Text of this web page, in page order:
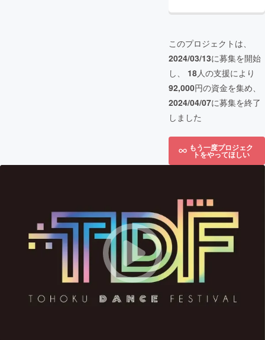
このプロジェクトは、
2024/03/13に募集を開始
し、 18人の支援により
92,000円の資金を集め、
2024/04/07に募集を終了
しました
もう一度プロジェク
トをやってほしい